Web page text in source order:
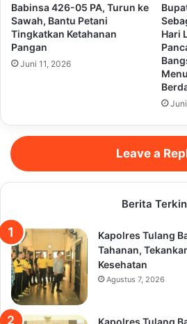
Babinsa 426-05 PA, Turun ke
Sawah, Bantu Petani
Tingkatkan Ketahanan
Pangan
Juni 11, 2026
Hari
Leave a
Berita
Kapolres Tulang
Tahanan,
Kesehatan
Agustus 7, 2026
Kapolres Tulang